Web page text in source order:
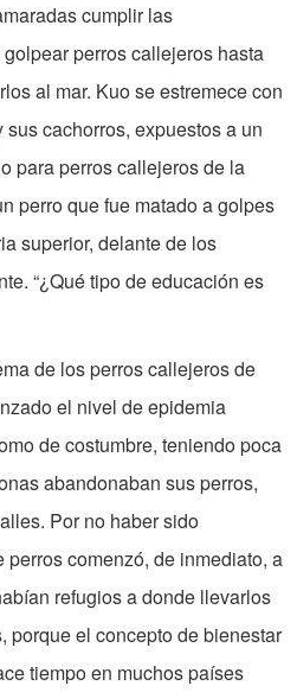
cumplir las
perros callejeros hasta
al mar. Kuo se estremece con
cachorros, expuestos a un
para perros callejeros de la
perro que fue matado a golpes
superior, delante de los
“¿Qué tipo de educación es
de los perros callejeros de
el nivel de epidemia
de costumbre, teniendo poca
abandonaban sus perros,
Por no haber sido
comenzó, de inmediato, a
refugios a donde llevarlos
porque el concepto de bienestar
tiempo en muchos países